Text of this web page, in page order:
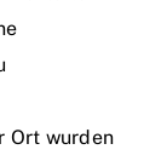
Ort wurden